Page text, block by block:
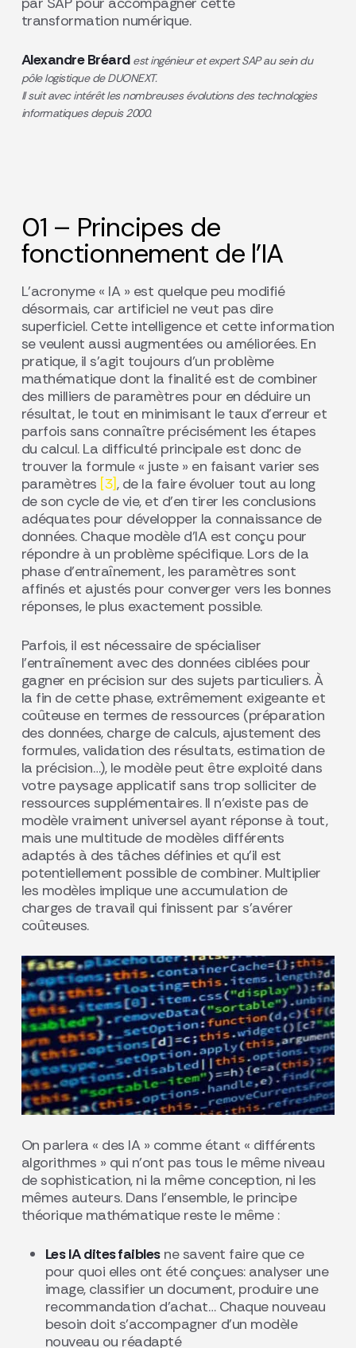
transformation numérique.
Alexandre Bréard est ingénieur et expert SAP au seindu
pôle logistique de DUONEXT.
Il suit avec intérêt lesnombreuses évolutions des technologies
informatiquesdepuis 2000.
01 – Principes de
fonctionnement de l’IA
L’acronyme « IA » est quelque peu modifié
désormais, car artificiel ne veut pas dire
superficiel. Cette intelligence et cette information
se veulent aussi augmentées ou améliorées. En
pratique, il s’agit toujours d’un problème
mathématique dont la finalité est de combiner
des milliers de paramètres pour en déduire un
résultat, le tout en minimisant le taux d’erreur et
parfois sans connaître précisément les étapes
du calcul. La difficulté principale est donc de
trouver la formule « juste » en faisant varier ses
paramètres [3], de la faire évoluer tout au long
de son cycle de vie, et d’en tirer les conclusions
adéquates pour développer la connaissance de
données. Chaque modèle d’IA est conçu pour
répondre à un problème spécifique. Lors de la
phase d’entraînement, les paramètres sont
affinés et ajustés pour converger vers les bonnes
réponses, le plus exactement possible.
Parfois, il est nécessaire de spécialiser
l’entraînement avec des données ciblées pour
gagner en précision sur des sujets particuliers. À
la fin de cette phase, extrêmement exigeante et
coûteuse en termes de ressources (préparation
des données, charge de calculs, ajustement des
formules, validation des résultats, estimation de
la précision…), le modèle peut être exploité dans
votre paysage applicatif sans trop solliciter de
ressources supplémentaires. Il n’existe pas de
modèle vraiment universel ayant réponse à tout,
mais une multitude de modèles différents
adaptés à des tâches définies et qu’il est
potentiellement possible de combiner. Multiplier
les modèles implique une accumulation de
charges de travail qui finissent par s’avérer
coûteuses.
On parlera « des IA » comme étant « différents
algorithmes » qui n’ont pas tous le même niveau
de sophistication, ni la même conception, ni les
mêmes auteurs. Dans l’ensemble, le principe
théorique mathématique reste le même :
Les IA dites faiblesne savent faire que ce
pour quoi elles ont été conçues: analyser une
image, classifier un document, produire une
recommandation d’achat… Chaque nouveau
besoin doit s’accompagner d’un modèle
nouveau ou réadapté